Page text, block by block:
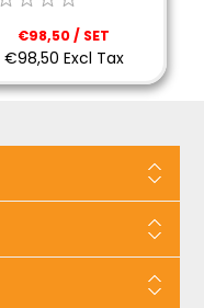
€98,50 / SET
€98,50 Excl Tax